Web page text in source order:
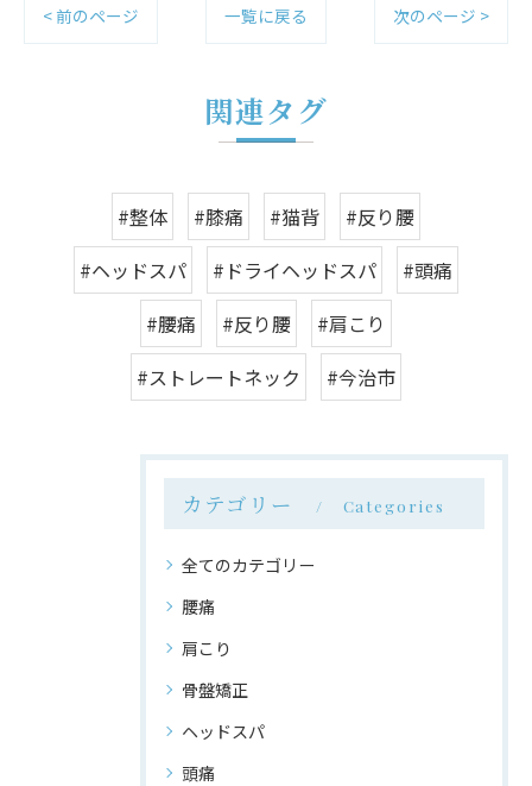
< 前のページ 一覧に戻る 次のページ >
関連タグ
#整体 #膝痛 #猫背
#反り腰
#ヘッドスパ
#ドライヘッドスパ
#頭痛
#腰痛
#反り腰
#肩こり
#ストレートネック
#今治市
カテゴリー Categories
全てのカテゴリー
腰痛
肩こり
骨盤矯正
ヘッドスパ
頭痛